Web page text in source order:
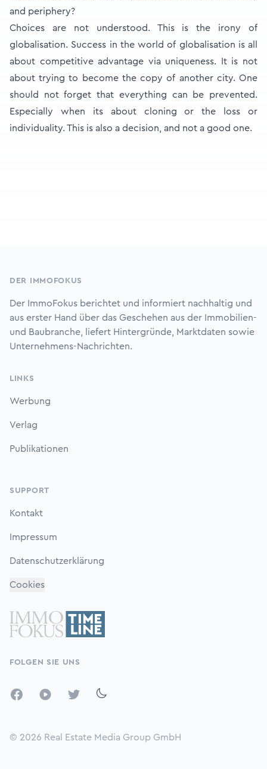
and periphery?
Choices are not understood. This is the irony of
globalisation. Success in the world of globalisation is all
about competitive advantage via uniqueness. It is not
about trying to become the copy of another city. One
should not forget that everything can be prevented.
Especially when its about cloning or the loss or
individuality. This is also a decision, and not a good one.
DER IMMOFOKUS
Der ImmoFokus berichtet und informiert nachhaltig und
aus erster Hand über das Geschehen aus der Immobilien-
und Baubranche, liefert Hintergründe, Marktdaten sowie
Unternehmens-Nachrichten.
LINKS
Werbung
Verlag
Publikationen
SUPPORT
Kontakt
Impressum
Datenschutzerklärung
Cookies
FOLGEN SIE UNS
FacebookYouTubeTwitter
© 2026 Real Estate Media Group GmbH